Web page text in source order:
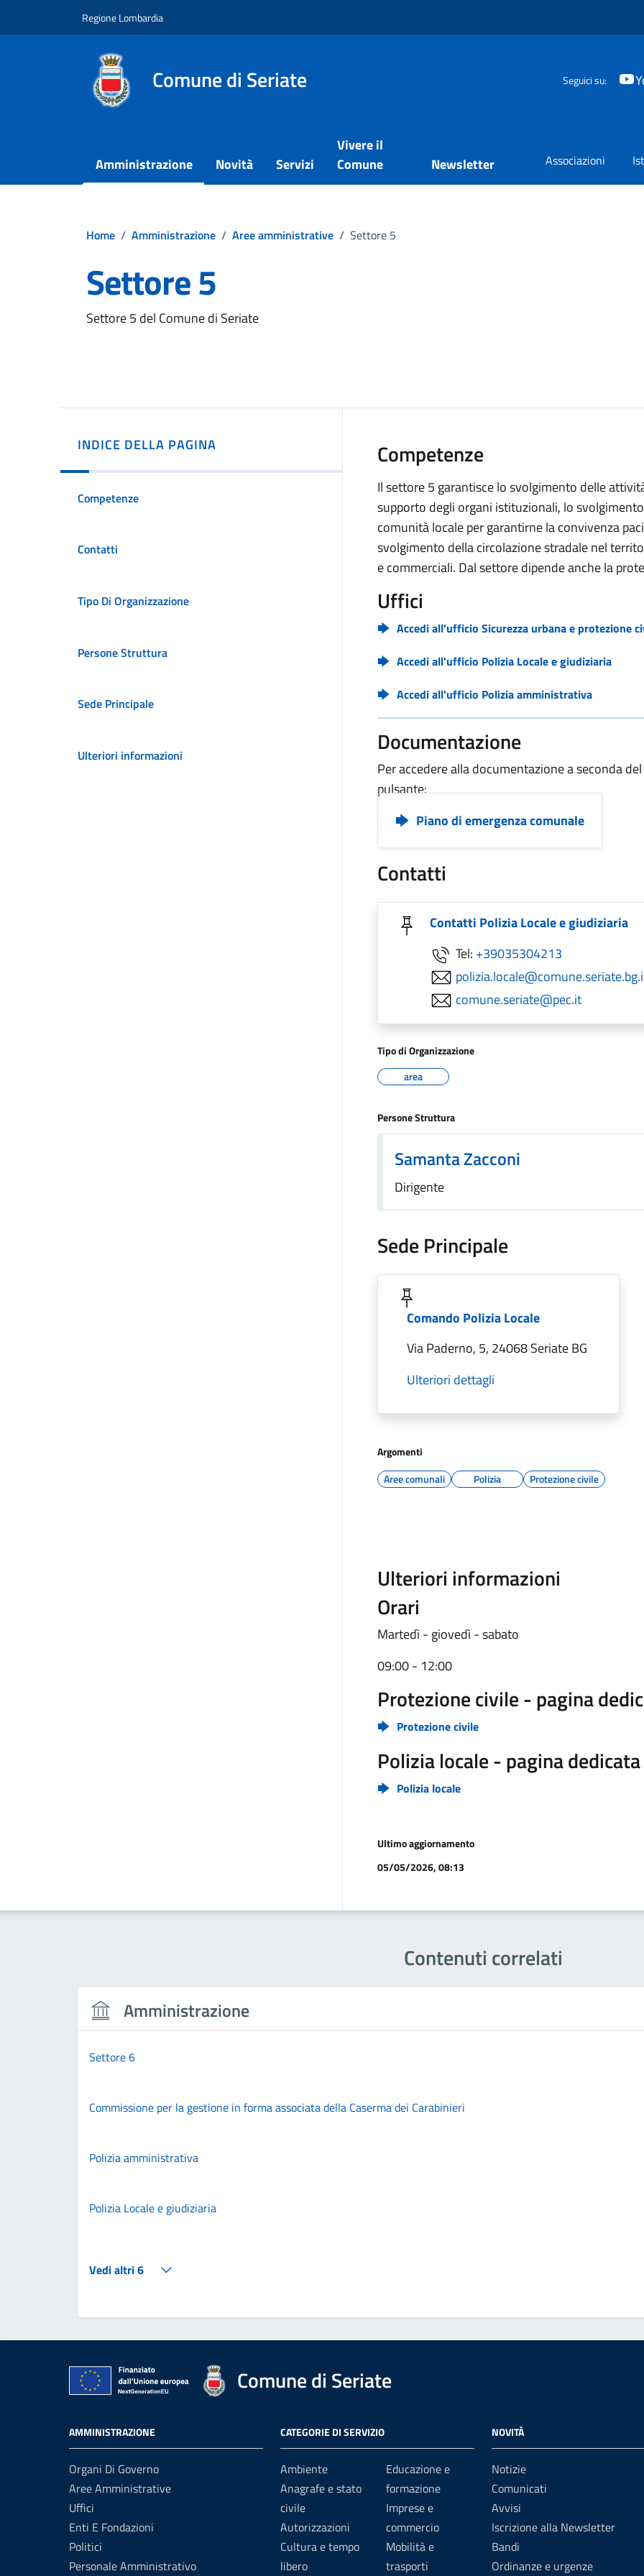
Regione Lombardia
Comune di Seriate Seguici su:
Amministrazione Novità Servizi
Vivere il
Comune
Newsletter Associazioni
Home / Amministrazione / Aree amministrative / Settore 5
Settore 5
Settore 5 del Comune di Seriate
INDICE DELLA PAGINA
Competenze
Contatti
Tipo Di Organizzazione
Persone Struttura
Sede Principale
Ulteriori informazioni
Competenze
Il settore 5 garantisce lo svolgimento delle
supporto degli organi istituzionali, lo
comunità locale per garantirne la convivenza
svolgimento della circolazione stradale nel
e commerciali. Dal settore dipende anche la
Uffici
Accedi all'ufficio Sicurezza urbana e protezione
Accedi all'ufficio Polizia Locale e giudiziaria
Accedi all'ufficio Polizia amministrativa
Documentazione
Per accedere alla documentazione a seconda
pulsante:
Piano di emergenza comunale
Contatti
Contatti Polizia Locale e giudiziaria
Tel: +39035304213
comune.seriate@pec.it
Tipo di Organizzazione
area
Persone Struttura
Samanta Zacconi
Dirigente
Sede Principale
Comando Polizia Locale
Via Paderno, 5, 24068 Seriate BG
Ulteriori dettagli
Argomenti
Aree comunali
Polizia Protezione civile
Ulteriori informazioni
Orari
Martedì - giovedì - sabato
09:00 - 12:00
Protezione civile - pagina
Protezione civile
Polizia locale - pagina dedicata
Polizia locale
Ultimo aggiornamento
05/05/2026, 08:13
Contenuti correlati
Amministrazione
Settore 6
Commissione per la gestione in forma associata della Caserma dei Carabinieri
Polizia amministrativa
Polizia Locale e giudiziaria
Vedi altri 6
Comune di Seriate
AMMINISTRAZIONE
Organi Di Governo
Aree Amministrative
Uffici
Enti E Fondazioni
Politici
Personale Amministrativo
CATEGORIE DI SERVIZIO
Ambiente
Anagrafe e stato
civile
Autorizzazioni
Cultura e tempo
libero
Educazione e
formazione
Imprese e
commercio
Mobilità e
trasporti
NOVITÀ
Notizie
Comunicati
Avvisi
Iscrizione alla Newsletter
Bandi
Ordinanze e urgenze